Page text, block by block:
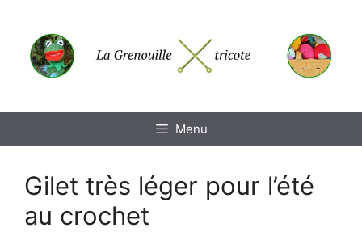
contenu
Menu
Gilet très léger pour l’été
au crochet